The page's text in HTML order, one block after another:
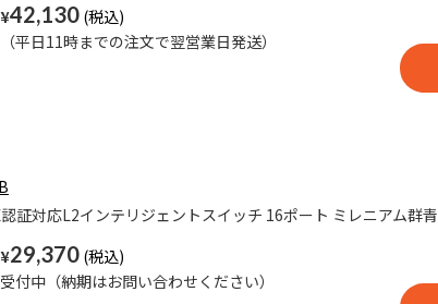
¥42,130
平日11時までの注文で翌営業日発送）
証対応L2インテリジェントスイッチ 16ポート ミレニアム群青
¥29,370
付中（納期はお問い合わせください）